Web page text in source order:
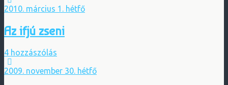
2010. március 1. hétfő
Az ifjú zseni
4 hozzászólás
2009. november 30. hétfő